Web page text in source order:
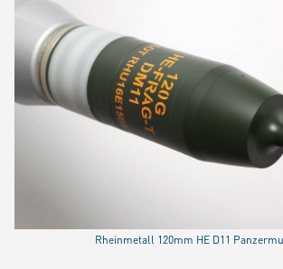
Rheinmetall 120mm HE D11